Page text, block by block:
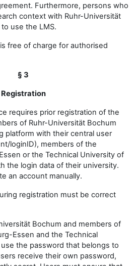
Furthermore, persons who
context with Ruhr-Universität
use the LMS.
free of charge for authorised
§ 3
Registration
requires prior registration of the
of Ruhr-Universität Bochum
platform with their central user
loginID), members of the
or the Technical University of
the login data of their university.
an account manually.
registration must be correct
Bochum and members of
Essen and the Technical
the password that belongs to
receive their own password,